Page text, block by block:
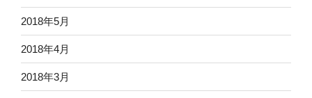
2018年5月
2018年4月
2018年3月